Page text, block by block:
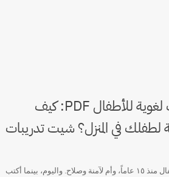
تحميل شيت تدريبات لغوية للأطفال PDF: كيف
لطفلك في المنزل؟ شيت تدريبات
أنا إيناس صلاح، معلمة رياض أطفال منذ ١٥ عاماً، وأم لآمنة وصلاح. واليوم، بينما أكتب